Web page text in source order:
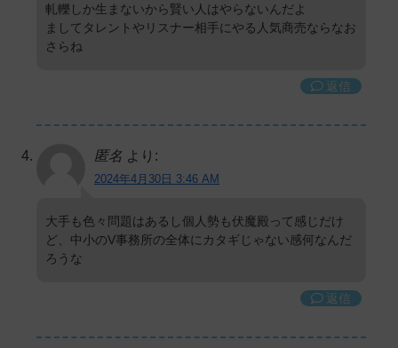
軋轢しか生まないから賢い人はやらないんだよ
ましてタレントやリスナー相手にやる人気商売ならなお
さらね
返信
匿名 より:
2024年4月30日 3:46 AM
大手も色々問題はあるし個人勢も伏魔殿って感じだけ
ど、中小のV事務所の全体にカタギじゃない感何なんだ
ろうな
返信